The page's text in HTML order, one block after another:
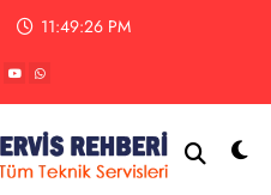
11:49:27 PM